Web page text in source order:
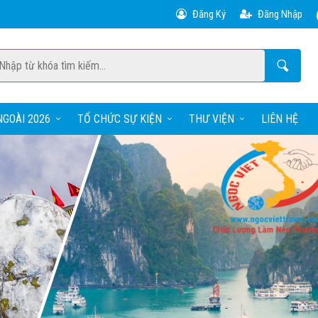
Đăng Ký Đăng Nhập
2026 TỔ CHỨC SỰ KIỆN THƯ VIỆN LIÊN HỆ